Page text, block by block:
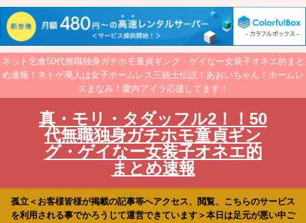
ネット乞食50代無職独身ガチホモ童貞ギング・ゲイなー女装子オネエ的まと
め速報！ネトゲ廃人は女子ホームレス三銃士伝説！あおいちゃん！ホームレ
スまなみ！愛内アイラ応援してます！
真・モリ・タダッフル2！！50
代無職独身ガチホモ童貞ギン
グ・ゲイなー女装子オネエ的
まとめ速報
孤立＜お客様皆様が掲載の記事等へアクセス、閲覧、こちらのサービス
を利用される事でかろうじて運営できています＞本日は足元が悪い中ご